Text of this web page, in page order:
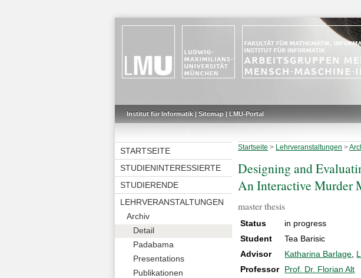
Institut für Informatik| Sitemap| LMU-Portal
STARTSEITE
STUDIENINTERESSIERTE
STUDIERENDE
LEHRVERANSTALTUNGEN
Archiv
Detail
Padabama
Presentations
Publikationen
Startseite > Lehrveranstaltungen >
Designing and
An Interactive Murder
master thesis
Status
in progress
Student
Tea Barisic
Advisor
Katharina Barlage
Professor Prof. Dr. Florian Alt